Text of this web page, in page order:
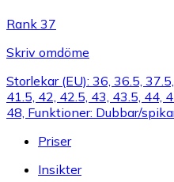
Rank 37
Skriv omdöme
Storlekar (EU): 36, 36.5,
41.5, 42, 42.5, 43, 43.5, 44,
48, Funktioner: Dubbar/
Priser
Insikter